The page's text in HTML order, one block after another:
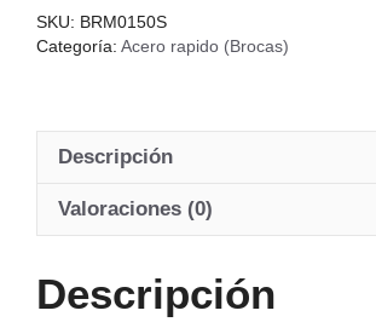
SKU: BRM0150S
Categoría: Acero rapido (Brocas)
Descripción
Valoraciones (0)
Descripción